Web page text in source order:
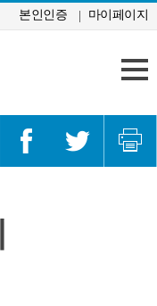
본인인증 마이페이지